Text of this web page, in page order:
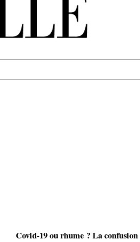
Covid-19 ou rhume ? La